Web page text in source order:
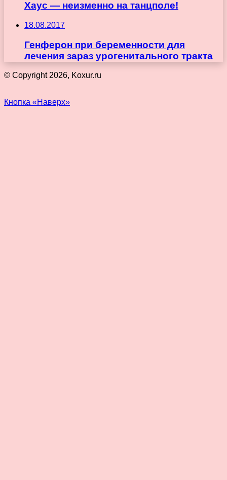
Хаус — неизменно на танцполе!
18.08.2017
Генферон при беременности для
лечения зараз урогенитального тракта
© Copyright 2026, Koxur.ru
Кнопка «Наверх»